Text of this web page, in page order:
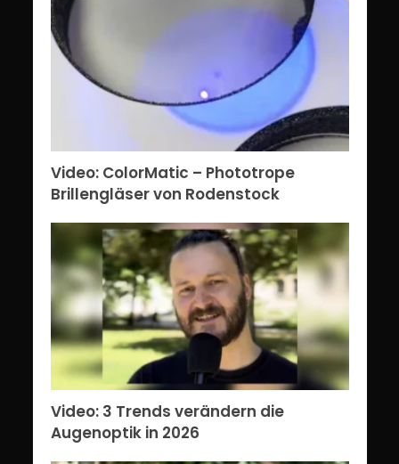
Video: ColorMatic – Phototrope
Brillengläser von Rodenstock
Video: 3 Trends verändern die
Augenoptik in 2026